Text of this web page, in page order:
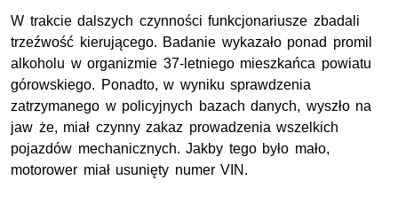
W trakcie dalszych czynności funkcjonariusze zbadali
trzeźwość kierującego. Badanie wykazało ponad promil
alkoholu w organizmie 37-letniego mieszkańca powiatu
górowskiego. Ponadto, w wyniku sprawdzenia
zatrzymanego w policyjnych bazach danych, wyszło na
jaw że, miał czynny zakaz prowadzenia wszelkich
pojazdów mechanicznych. Jakby tego było mało,
motorower miał usunięty numer VIN.